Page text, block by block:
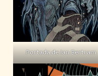
Portada de Ian Bertram